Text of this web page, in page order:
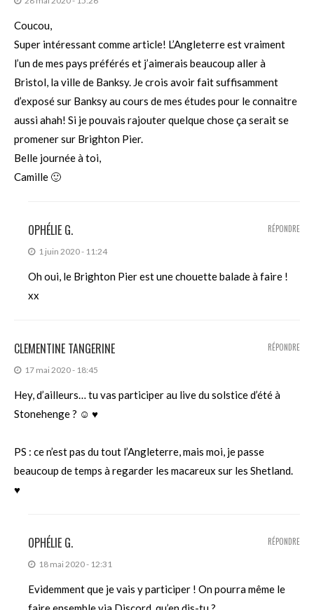
Coucou,
Super intéressant comme article! L’Angleterre est vraiment
l’un de mes pays préférés et j’aimerais beaucoup aller à
Bristol, la ville de Banksy. Je crois avoir fait suffisamment
d’exposé sur Banksy au cours de mes études pour le connaitre
aussi ahah! Si je pouvais rajouter quelque chose ça serait se
promener sur Brighton Pier.
Belle journée à toi,
Camille 🙂
OPHÉLIE G.
1 juin 2020 - 11:24
Oh oui, le Brighton Pier est une chouette balade à faire !
xx
RÉPONDRE
CLEMENTINE TANGERINE
17 mai 2020 - 18:45
Hey, d’ailleurs… tu vas participer au live du solstice d’été à
Stonehenge ? ☺ ♥
PS : ce n’est pas du tout l’Angleterre, mais moi, je passe
beaucoup de temps à regarder les macareux sur les Shetland.
♥
RÉPONDRE
OPHÉLIE G.
18 mai 2020 - 12:31
Evidemment que je vais y participer ! On pourra même le
RÉPONDRE